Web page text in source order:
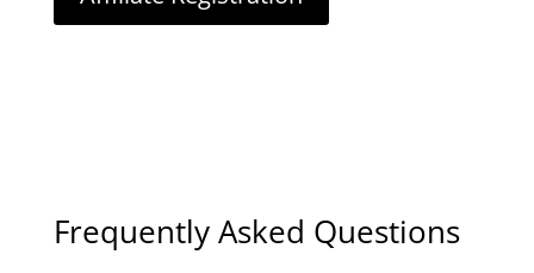
Frequently Asked Questions